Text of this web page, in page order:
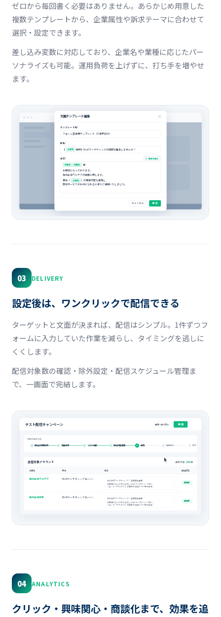
文面テンプレート編集
テンプレート名*
フォーム営業用テンプレート（IT業界向け）
件名*
【 企業名 御中】BtoBマーケティングの課題を解決しませんか？
本文* 変数を挿入
部署名 役職名
様
お世話になっております。
株式会社ウルテクの齊藤と申します。
貴社（
企業名 ）の事業内容を拝見し、
弊社サービスがお力になれると考えご連絡いたしました。
キャンセル 保 存
ゼロから毎回書く必要はありません。あらかじめ用意した
複数テンプレートから、企業属性や訴求テーマに合わせて
選択・設定できます。
差し込み変数に対応しており、企業名や業種に応じたパー
ソナライズも可能。運用負荷を上げずに、打ち手を増やせ
ます。
03 DELIVERY
設定後は、ワンクリックで配信できる
ターゲットと文面が決まれば、配信はシンプル。1件ずつフ
ォームに入力していた作業を減らし、タイミングを逃しに
くくします。
配信対象数の確認・除外設定・配信スケジュール管理ま
で、一画面で完結します。
テスト配信キャンペーン 申請一覧に戻る 申 請
現在の進行状況
送信元情報設定 文面設定 リスト選択 送信対象調整 5 申請 開始待ち 7 完了
送信対象アカウント 送信対象:160件
企業名 件名 本文 送信可否
株式会社ウルテク BtoBマーケティングエージ...
法人向けマーケティング・営業責任者様
お世話になっております。BtoBマーケティングエー...
ジェント「ウルテク」を提供するログリー株式会社...
送信可
株式会社DMP BtoBマーケティングエージ...
法人向けマーケティング・営業責任者様
お世話になっております。BtoBマーケティングエー...
ジェント「ウルテク」を提供するログリー株式会社...
送信可
04 ANALYTICS
クリック・興味関心・商談化まで、効果を追